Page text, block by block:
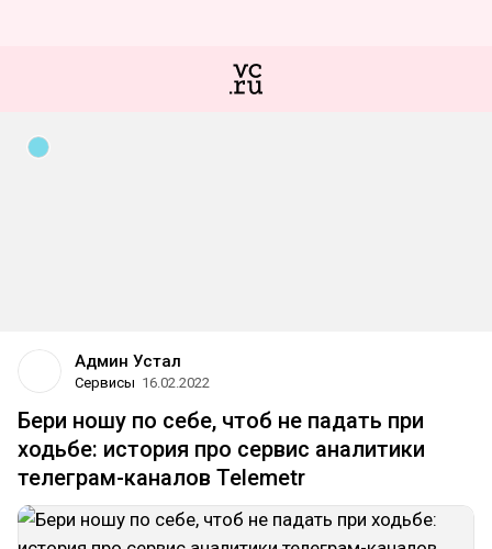
Админ Устал
Сервисы 16.02.2022
Бери ношу по себе, чтоб не падать при
ходьбе: история про сервис аналитики
телеграм-каналов Telemetr